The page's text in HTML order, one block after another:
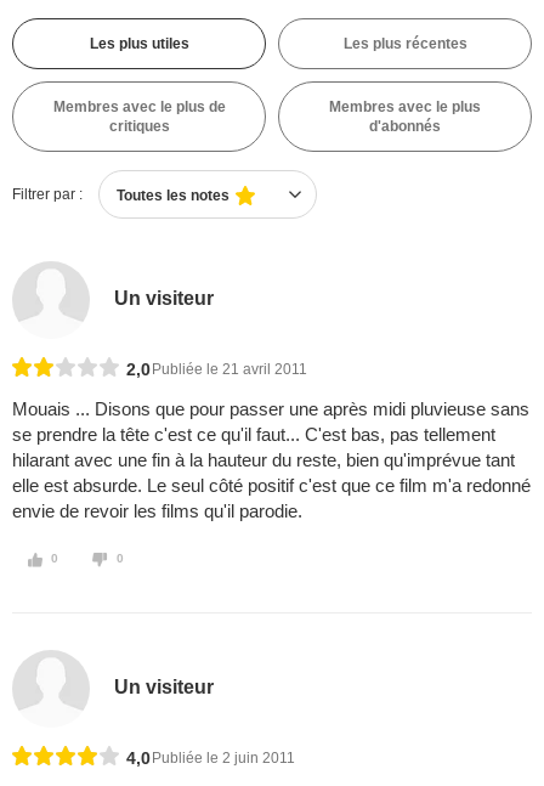
Les plus utiles Les plus récentes
Membres avec le plus de
critiques
Membres avec le plus
d'abonnés
Filtrer par : Toutes les notes
Un visiteur
2,0 Publiée le 21 avril 2011
Mouais ... Disons que pour passer une après midi pluvieuse sans
se prendre la tête c'est ce qu'il faut... C'est bas, pas tellement
hilarant avec une fin à la hauteur du reste, bien qu'imprévue tant
elle est absurde. Le seul côté positif c'est que ce film m'a redonné
envie de revoir les films qu'il parodie.
0 0
Un visiteur
4,0 Publiée le 2 juin 2011